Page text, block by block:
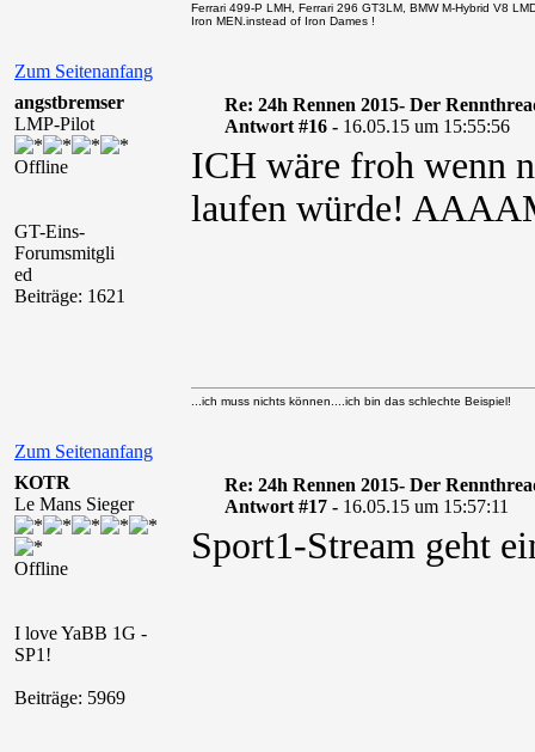
Zum Seitenanfang
Ferrari 499-P LMH, Ferrari 296 GT3LM, BMW M-Hybrid V8
Iron MEN.instead of Iron Dames !
angstbremser
LMP-Pilot
Offline
GT-Eins-
Forumsmitgli
ed
Beiträge: 1621
Re: 24h Rennen 2015- Der
Antwort #16 - 16.05.15 um 15:55:56
ICH wäre froh wenn
laufen würde!
Zum Seitenanfang
...ich muss nichts können....ich bin das schlechte Beispiel!
KOTR
Le Mans Sieger
Offline
I love YaBB 1G -
SP1!
Beiträge: 5969
Re: 24h Rennen 2015- Der
Antwort #17 - 16.05.15 um 15:57:11
Sport1-Stream geht